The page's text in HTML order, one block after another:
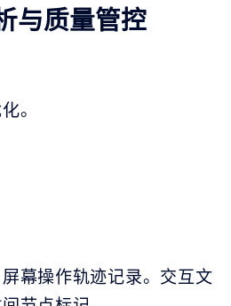
与质量管控
。
幕操作轨迹记录。交互文